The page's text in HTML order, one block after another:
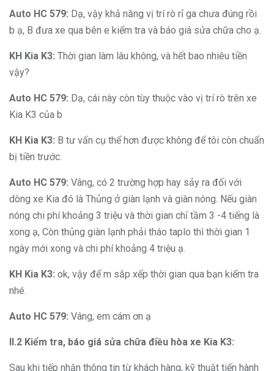
Auto HC 579: Dạ, vậy khả năng vị trí rò rỉ ga chưa đúng rồi
b ạ, B đưa xe qua bên e kiểm tra và báo giá sửa chữa cho ạ.
KH Kia K3: Thời gian làm lâu không, và hết bao nhiêu tiền
vậy?
Auto HC 579: Dạ, cái này còn tùy thuộc vào vị trí rò trên xe
Kia K3 của b
KH Kia K3: B tư vấn cụ thể hơn được không để tôi còn chuẩn
bị tiền trước.
Auto HC 579: Vâng, có 2 trường hợp hay sảy ra đối với
dòng xe Kia đó là Thủng ở giàn lạnh và giàn nóng. Nếu giàn
nóng chi phí khoảng 3 triệu và thời gian chỉ tầm 3 -4 tiếng là
xong ạ, Còn thủng giàn lạnh phải tháo taplo thì thời gian 1
ngày mới xong và chi phí khoảng 4 triệu ạ.
KH Kia K3: ok, vậy để m sắp xếp thời gian qua bạn kiểm tra
nhé.
Auto HC 579: Vâng, em cám ơn ạ
II.2 Kiểm tra, báo giá sửa chữa điều hòa xe Kia K3:
Sau khi tiếp nhận thông tin từ khách hàng, kỹ thuật tiến hành